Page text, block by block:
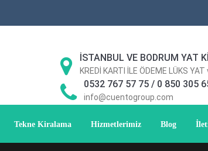
İSTANBUL VE BODRUM YAT
KREDİ KARTI İLE ÖDEME LÜKS
0532 767 57 75 / 0 850 305
info@cuentogroup.com
Tekne Kiralama Hizmetlerimiz Blog